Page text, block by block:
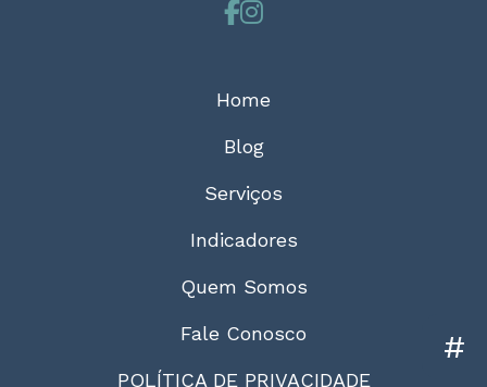
#
Home
Blog
Serviços
Indicadores
Quem Somos
Fale Conosco
POLÍTICA DE PRIVACIDADE